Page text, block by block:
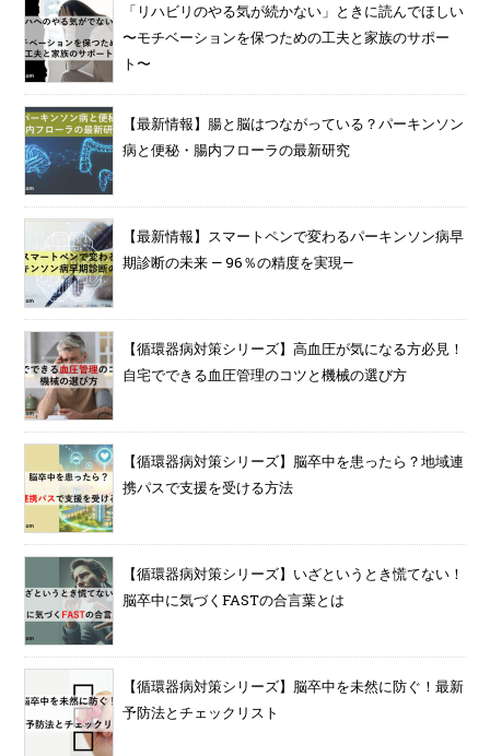
「リハビリのやる気が続かない」ときに読んでほしい
〜モチベーションを保つための工夫と家族のサポー
ト〜
【最新情報】腸と脳はつながっている？パーキンソン
病と便秘・腸内フローラの最新研究
【最新情報】スマートペンで変わるパーキンソン病早
期診断の未来 — 96％の精度を実現—
【循環器病対策シリーズ】高血圧が気になる方必見！
自宅でできる血圧管理のコツと機械の選び方
【循環器病対策シリーズ】脳卒中を患ったら？地域連
携パスで支援を受ける方法
【循環器病対策シリーズ】いざというとき慌てない！
脳卒中に気づくFASTの合言葉とは
【循環器病対策シリーズ】脳卒中を未然に防ぐ！最新
予防法とチェックリスト